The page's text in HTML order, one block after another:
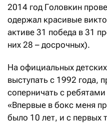
2014 год Головкин
одержал красивые
активе 31 победа в 31
них 28 – досрочных).
На официальных
выступать с 1992 года,
соперничать с
«Впервые в бокс меня
было 10 лет, и с первых